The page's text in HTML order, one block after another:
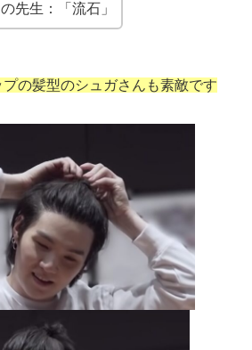
先生：「流石」
の髪型のシュガさんも素敵です